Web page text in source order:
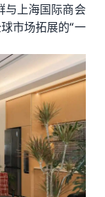
与上海国际商会
市场拓展的“一